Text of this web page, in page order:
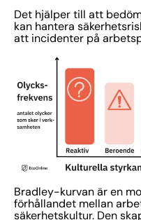
Det hjälper till att
kan hantera
att incidenter på
Bradley-kurvan är en
förhållandet mellan
säkerhetskultur. Den